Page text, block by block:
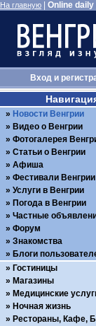
На главную Online
Входи
Новости Венгрии
Видео о Венгрии
Фотогалерея
Статьи о Венгрии
Афиша
Фестивали Венгрии
Услуги в Венгрии
Погода в Венгрии
Частные
Форум
Знакомства
Блоги
Гостиницы
Магазины
Медицинские
Ночная жизнь
Рестораны, Кафе,